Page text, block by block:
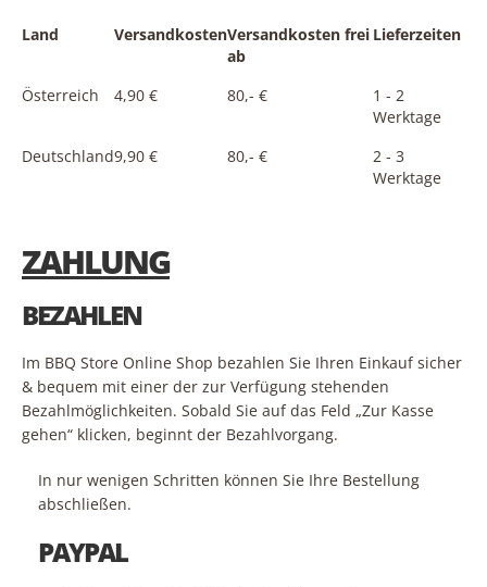
Land VersandkostenVersandkosten frei
ab
Lieferzeiten
Österreich 4,90 € 80,- €
1 - 2
Werktage
Deutschland9,90 € 80,- €
2 - 3
Werktage
ZAHLUNG
BEZAHLEN
Im BBQ Store Online Shop bezahlen Sie Ihren Einkauf sicher
& bequem mit einer der zur Verfügung stehenden
Bezahlmöglichkeiten. Sobald Sie auf das Feld „Zur Kasse
gehen“ klicken, beginnt der Bezahlvorgang.
In nur wenigen Schritten können Sie Ihre Bestellung
abschließen.
PAYPAL